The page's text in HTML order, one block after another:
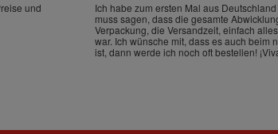
sehr gut
perfect service as always